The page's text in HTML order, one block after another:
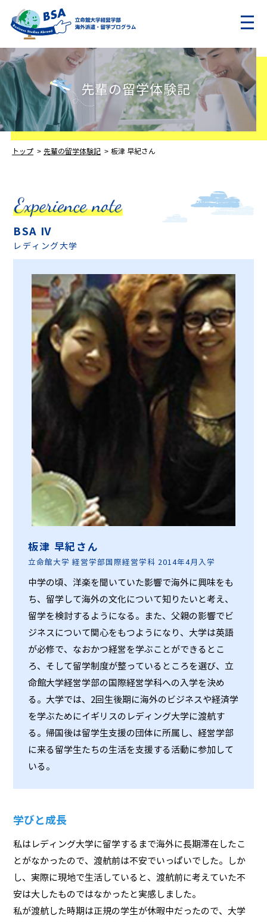
先輩の留学体験記
トップ 先輩の留学体験記 板津 早紀さん
BSA Ⅳ
レディング大学
板津 早紀さん
立命館大学 経営学部国際経営学科 2014年4月入学
中学の頃、洋楽を聞いていた影響で海外に興味をも
ち、留学して海外の文化について知りたいと考え、
留学を検討するようになる。また、父親の影響でビ
ジネスについて関心をもつようになり、大学は英語
が必修で、なおかつ経営を学ぶことができるとこ
ろ、そして留学制度が整っているところを選び、立
命館大学経営学部の国際経営学科への入学を決め
る。大学では、2回生後期に海外のビジネスや経済学
を学ぶためにイギリスのレディング大学に渡航す
る。帰国後は留学生支援の団体に所属し、経営学部
に来る留学生たちの生活を支援する活動に参加して
いる。
学びと成長
私はレディング大学に留学するまで海外に長期滞在したこ
とがなかったので、渡航前は不安でいっぱいでした。しか
し、実際に現地で生活していると、渡航前に考えていた不
安は大したものではなかったと実感しました。
私が渡航した時期は正規の学生が休暇中だったので、大学